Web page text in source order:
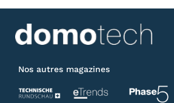
Nos autres magazines